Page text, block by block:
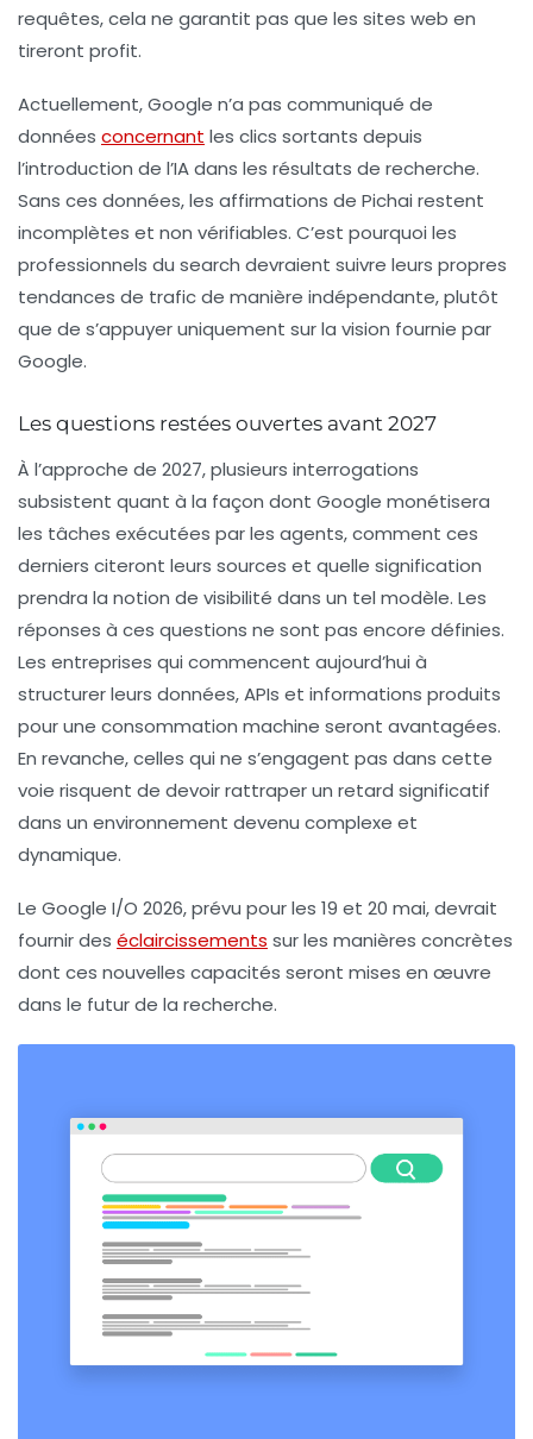
requêtes, cela ne garantit pas que les sites web en
tireront profit.
Actuellement, Google n’a pas communiqué de
données concernant les clics sortants depuis
l’introduction de l’IA dans les résultats de recherche.
Sans ces données, les affirmations de Pichai restent
incomplètes et non vérifiables. C’est pourquoi les
professionnels du search devraient suivre leurs propres
tendances de trafic de manière indépendante, plutôt
que de s’appuyer uniquement sur la vision fournie par
Google.
Les questions restées ouvertes avant 2027
À l’approche de 2027, plusieurs interrogations
subsistent quant à la façon dont Google monétisera
les tâches exécutées par les agents, comment ces
derniers citeront leurs sources et quelle signification
prendra la notion de visibilité dans un tel modèle. Les
réponses à ces questions ne sont pas encore définies.
Les entreprises qui commencent aujourd’hui à
structurer leurs données, APIs et informations produits
pour une consommation machine seront avantagées.
En revanche, celles qui ne s’engagent pas dans cette
voie risquent de devoir rattraper un retard significatif
dans un environnement devenu complexe et
dynamique.
Le Google I/O 2026, prévu pour les 19 et 20 mai, devrait
fournir des éclaircissements sur les manières concrètes
dont ces nouvelles capacités seront mises en œuvre
dans le futur de la recherche.